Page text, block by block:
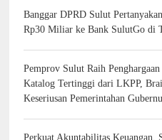
Banggar DPRD Sulut
Rp30 Miliar ke Bank SulutGo di
Pemprov Sulut Raih
Katalog Tertinggi dari LKPP,
Keseriusan Pemerintahan
Perkuat Akuntabilitas Keuangan,